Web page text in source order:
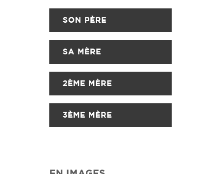
SON PÈRE
SA MÈRE
2ÈME MÈRE
3ÈME MÈRE